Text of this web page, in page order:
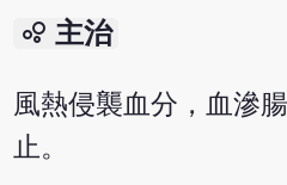
bubble_chart 主治
風熱侵襲血分，血滲
止。